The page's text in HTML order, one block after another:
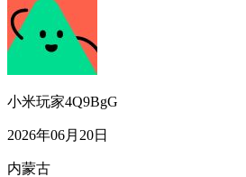
小米玩家4Q9BgG
2026年06月20日
内蒙古